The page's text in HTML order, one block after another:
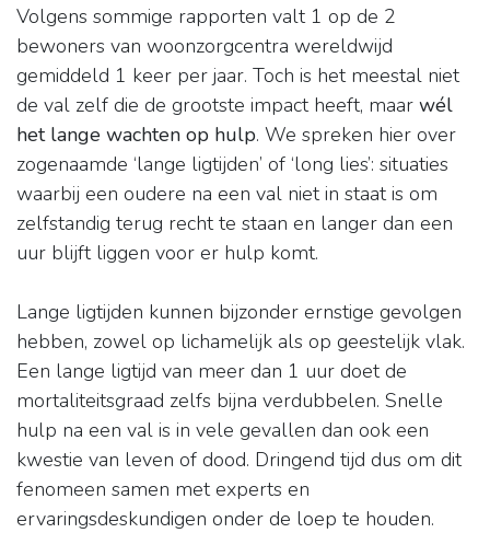
Volgens sommige rapporten valt 1 op de 2
bewoners van woonzorgcentra wereldwijd
gemiddeld 1 keer per jaar. Toch is het meestal niet
de val zelf die de grootste impact heeft, maar wél
het lange wachten op hulp. We spreken hier over
zogenaamde ‘lange ligtijden’ of ‘long lies’: situaties
waarbij een oudere na een val niet in staat is om
zelfstandig terug recht te staan en langer dan een
uur blijft liggen voor er hulp komt.
Lange ligtijden kunnen bijzonder ernstige gevolgen
hebben, zowel op lichamelijk als op geestelijk vlak.
Een lange ligtijd van meer dan 1 uur doet de
mortaliteitsgraad zelfs bijna verdubbelen. Snelle
hulp na een val is in vele gevallen dan ook een
kwestie van leven of dood. Dringend tijd dus om dit
fenomeen samen met experts en
ervaringsdeskundigen onder de loep te houden.